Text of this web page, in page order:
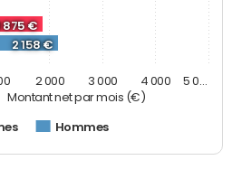
Montant net par mois (€)
875 €
2 158 €
Hommes
2 000 3 000 4 000 5 0…